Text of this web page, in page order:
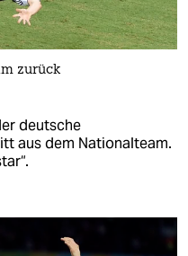
zurück
deutsche
aus dem Nationalteam.